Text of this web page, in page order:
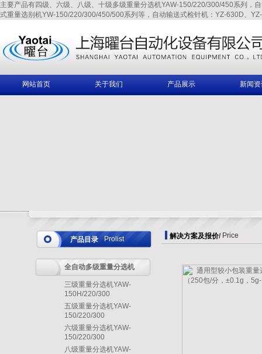
主要产品有四级、六级、八级、十级多级重量分选机YAW-150/220/300/450系列
式重量选别机YW-150/220/300/450/500系列等，自动输送式检针机：YZ-630D、
网站首页 关于我们 产品展示 新闻
产品目录 Prolist
全自动多级重量分选机
三级重量分选机YAW-
150H/220/300
五级重量分选机YAW-
150/220/300
六级重量分选机YAW-
150/220/300
八级重量分选机YAW-
解决方案及报价/ Price